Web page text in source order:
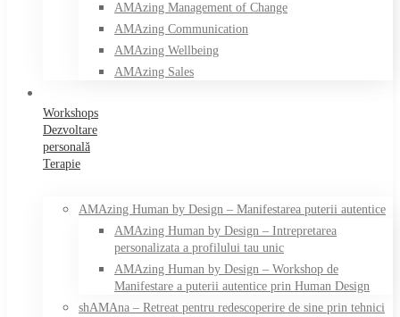
AMAzing Management of Change
AMAzing Communication
AMAzing Wellbeing
AMAzing Sales
Workshops
Dezvoltare
personală
Terapie
AMAzing Human by Design – Manifestarea puterii autentice
AMAzing Human by Design – Intrepretarea
personalizata a profilului tau unic
AMAzing Human by Design – Workshop de
Manifestare a puterii autentice prin Human Design
shAMAna – Retreat pentru redescoperire de sine prin tehnici